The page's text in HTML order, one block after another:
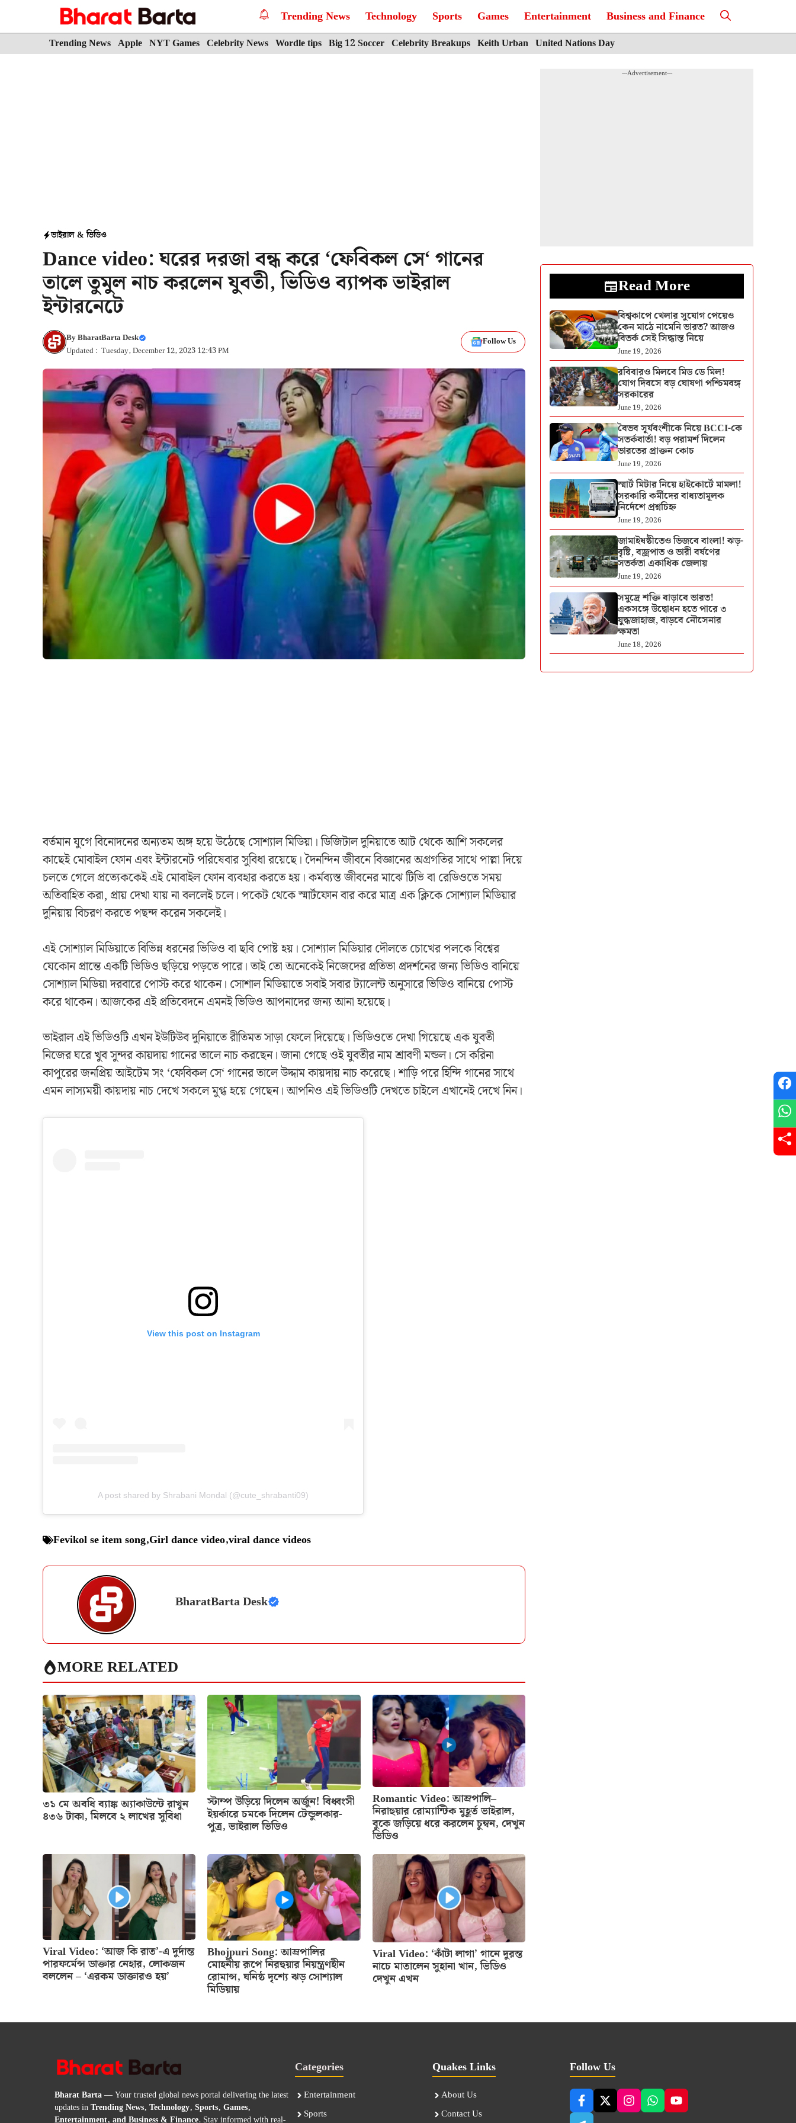
Trending News Technology Sports Games Entertainment Business and Finance
Trending News Apple NYT Games Celebrity News Wordle tips Big 12 Soccer Celebrity Breakups Keith Urban United Nations Day
ভাইরাল & ভিডিও
Dance video: ঘরের দরজা বন্ধ করে ‘ফেবিকল সে‘ গানের
তালে তুমুল নাচ করলেন যুবতী, ভিডিও ব্যাপক ভাইরাল
ইন্টারনেটে
ByBharatBarta Desk
Updated : Tuesday, December 12, 2023 12:43 PM
Follow Us
বর্তমান যুগে বিনোদনের অন্যতম অঙ্গ হয়ে উঠেছে সোশ্যাল মিডিয়া। ডিজিটাল দুনিয়াতে আট থেকে আশি সকলের
কাছেই মোবাইল ফোন এবং ইন্টারনেট পরিষেবার সুবিধা রয়েছে। দৈনন্দিন জীবনে বিজ্ঞানের অগ্রগতির সাথে পাল্লা দিয়ে
চলতে গেলে প্রত্যেককেই এই মোবাইল ফোন ব্যবহার করতে হয়। কর্মব্যস্ত জীবনের মাঝে টিভি বা রেডিওতে সময়
অতিবাহিত করা, প্রায় দেখা যায় না বললেই চলে। পকেট থেকে স্মার্টফোন বার করে মাত্র এক ক্লিকে সোশ্যাল মিডিয়ার
দুনিয়ায় বিচরণ করতে পছন্দ করেন সকলেই।
এই সোশ্যাল মিডিয়াতে বিভিন্ন ধরনের ভিডিও বা ছবি পোষ্ট হয়। সোশ্যাল মিডিয়ার দৌলতে চোখের পলকে বিশ্বের
যেকোন প্রান্তে একটি ভিডিও ছড়িয়ে পড়তে পারে। তাই তো অনেকেই নিজেদের প্রতিভা প্রদর্শনের জন্য ভিডিও বানিয়ে
সোশ্যাল মিডিয়া দরবারে পোস্ট করে থাকেন। সোশাল মিডিয়াতে সবাই সবার ট্যালেন্ট অনুসারে ভিডিও বানিয়ে পোস্ট
করে থাকেন। আজকের এই প্রতিবেদনে এমনই ভিডিও আপনাদের জন্য আনা হয়েছে।
ভাইরাল এই ভিডিওটি এখন ইউটিউব দুনিয়াতে রীতিমত সাড়া ফেলে দিয়েছে। ভিডিওতে দেখা গিয়েছে এক যুবতী
নিজের ঘরে খুব সুন্দর কায়দায় গানের তালে নাচ করছেন। জানা গেছে ওই যুবতীর নাম শ্রাবণী মন্ডল। সে করিনা
কাপুরের জনপ্রিয় আইটেম সং ‘ফেবিকল সে‘ গানের তালে উদ্দাম কায়দায় নাচ করেছে। শাড়ি পরে হিন্দি গানের সাথে
এমন লাস্যময়ী কায়দায় নাচ দেখে সকলে মুগ্ধ হয়ে গেছেন। আপনিও এই ভিডিওটি দেখতে চাইলে এখানেই দেখে নিন।
View this post on Instagram
A post shared by Shrabani Mondal (@cute_shrabanti09)
Fevikol se item song,Girl dance video,viral dance videos
BharatBarta Desk
MORE RELATED
৩১ মে অবধি ব্যাঙ্ক অ্যাকাউন্টে রাখুন
৪৩৬ টাকা, মিলবে ২ লাখের সুবিধা
স্টাম্প উড়িয়ে দিলেন অর্জুন! বিধ্বংসী
ইয়র্কারে চমকে দিলেন টেন্ডুলকার-
পুত্র, ভাইরাল ভিডিও
Romantic Video: আম্রপালি–
নিরাহুয়ার রোম্যান্টিক মুহূর্ত ভাইরাল,
বুকে জড়িয়ে ধরে করলেন চুম্বন, দেখুন
ভিডিও
Viral Video: ‘আজ কি রাত’-এ দুর্দান্ত
পারফর্মেন্স ডাক্তার নেহার, লোকজন
বললেন – ‘এরকম ডাক্তারও হয়’
Bhojpuri Song: আম্রপালির
মোহনীয় রূপে নিরহুয়ার নিয়ন্ত্রণহীন
রোমান্স, ঘনিষ্ঠ দৃশ্যে ঝড় সোশ্যাল
মিডিয়ায়
Viral Video: ‘কাঁটা লাগা’ গানে দুরন্ত
নাচে মাতালেন সুহানা খান, ভিডিও
দেখুন এখন
---Advertisement---
Read More
বিশ্বকাপে খেলার সুযোগ পেয়েও
কেন মাঠে নামেনি ভারত? আজও
বিতর্ক সেই সিদ্ধান্ত নিয়ে
June 19, 2026
রবিবারও মিলবে মিড ডে মিল!
যোগ দিবসে বড় ঘোষণা পশ্চিমবঙ্গ
সরকারের
June 19, 2026
বৈভব সূর্যবংশীকে নিয়ে BCCI-কে
সতর্কবার্তা! বড় পরামর্শ দিলেন
ভারতের প্রাক্তন কোচ
June 19, 2026
স্মার্ট মিটার নিয়ে হাইকোর্টে মামলা!
সরকারি কর্মীদের বাধ্যতামূলক
নির্দেশে প্রশ্নচিহ্ন
June 19, 2026
জামাইষষ্ঠীতেও ভিজবে বাংলা! ঝড়-
বৃষ্টি, বজ্রপাত ও ভারী বর্ষণের
সতর্কতা একাধিক জেলায়
June 19, 2026
সমুদ্রে শক্তি বাড়াবে ভারত!
একসঙ্গে উদ্বোধন হতে পারে ৩
যুদ্ধজাহাজ, বাড়বে নৌসেনার
ক্ষমতা
June 18, 2026
Bharat Barta— Your trusted global news portal delivering the latest
updates inTrending News, Technology, Sports, Games,
Entertainment, and Business & Finance. Stay informed with real-
Categories
Entertainment
Sports
Quakes Links
About Us
Contact Us
Follow Us